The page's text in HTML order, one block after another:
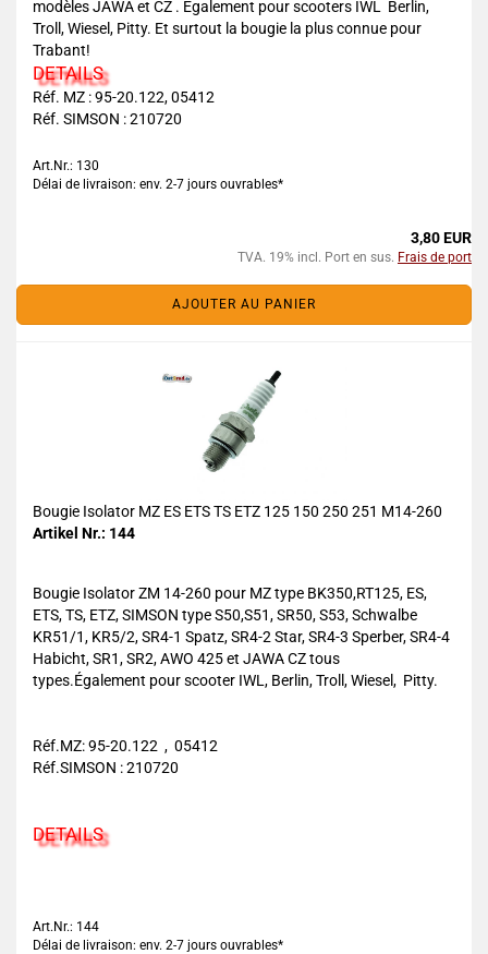
modèles JAWA et CZ . Également pour scooters IWL Berlin,
Troll, Wiesel, Pitty. Et surtout la bougie la plus connue pour
Trabant!
DETAILS
Réf. MZ : 95-20.122, 05412
Réf. SIMSON : 210720
Art.Nr.: 130
Délai de livraison: env. 2-7 jours ouvrables*
3,80 EUR
TVA. 19% incl. Port en sus. Frais de port
AJOUTER AU PANIER
Bougie Isolator MZ ES ETS TS ETZ 125 150 250 251 M14-260
Artikel Nr.: 144
Bougie Isolator ZM 14-260 pour MZ type BK350,RT125, ES,
ETS, TS, ETZ, SIMSON type S50,S51, SR50, S53, Schwalbe
KR51/1, KR5/2, SR4-1 Spatz, SR4-2 Star, SR4-3 Sperber, SR4-4
Habicht, SR1, SR2, AWO 425 et JAWA CZ tous
types.Également pour scooter IWL, Berlin, Troll, Wiesel, Pitty.
Réf.MZ: 95-20.122 , 05412
Réf.SIMSON : 210720
DETAILS
Art.Nr.: 144
Délai de livraison: env. 2-7 jours ouvrables*